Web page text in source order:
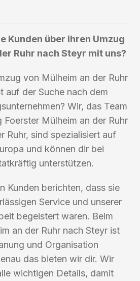
Kunden über ihren Umzug
Ruhr nach Steyr mit uns?
von Mülheim an der Ruhr
auf der Suche nach dem
Wir, das Team
Mülheim an der Ruhr
Ruhr, sind spezialisiert auf
und können dir bei
unterstützen.
Kunden berichten, dass sie
Service und unserer
begeistert waren. Beim
an der Ruhr nach Steyr ist
und Organisation
das bieten wir dir. Wir
wichtigen Details, damit